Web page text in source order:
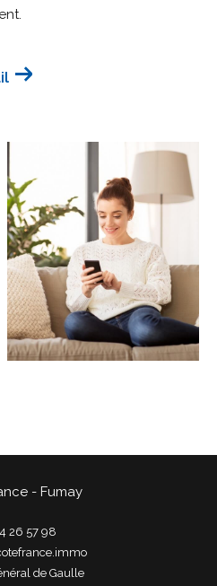
- Fumay
26 57 98
de Gaulle
CRITÈRES
PARKING PISCINE
PAR
DE COEUR
NOUVEAUTÉS